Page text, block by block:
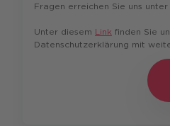
Fragen erreichen Sie uns unter
Unter diesem Link finden Sie
Datenschutzerklärung mit